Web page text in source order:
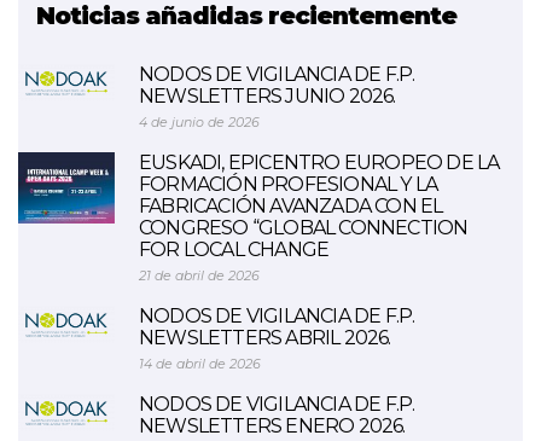
Noticias añadidas recientemente
NODOS DE VIGILANCIA DE F.P.
NEWSLETTERS JUNIO 2026.
4 de junio de 2026
EUSKADI, EPICENTRO EUROPEO DE LA
FORMACIÓN PROFESIONAL Y LA
FABRICACIÓN AVANZADA CON EL
CONGRESO “GLOBAL CONNECTION
FOR LOCAL CHANGE
21 de abril de 2026
NODOS DE VIGILANCIA DE F.P.
NEWSLETTERS ABRIL 2026.
14 de abril de 2026
NODOS DE VIGILANCIA DE F.P.
NEWSLETTERS ENERO 2026.